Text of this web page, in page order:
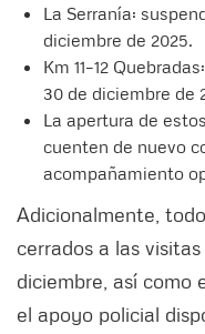
La Serranía:
diciembre de 2025.
Km 11–12
30 de diciembre de
La apertura de
cuenten de nuevo
acompañamiento
Adicionalmente,
cerrados a las
diciembre, así como
el apoyo policial